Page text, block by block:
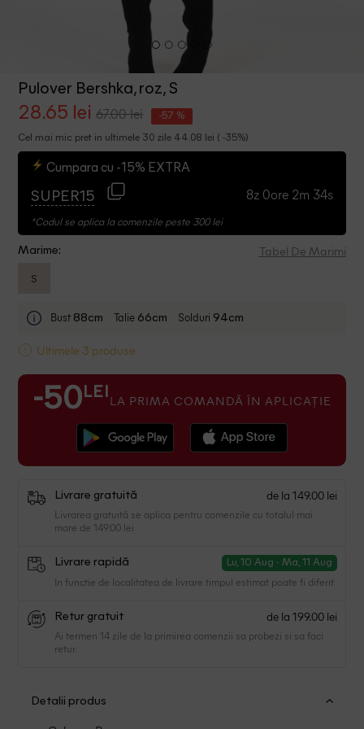
Pulover Bershka, roz, S
28.65 lei 67.00 lei -57 %
Cel mai mic pret in ultimele 30 zile 44.08 lei ( -35%)
Cumpara cu -15% EXTRA
SUPER15 8z 0ore 2m 34s
*Codul se aplica la comenzile peste 300 lei
Marime: Tabel De Marimi
S
Bust 88cm Talie 66cm Solduri 94cm
Ultimele 3 produse
-50 LEI LA PRIMA COMANDĂ ÎN APLICAȚIE
Livrare gratuită de la 149.00 lei
Livrarea gratuită se aplica pentru comenzile cu totalul mai
mare de 149.00 lei
Livrare rapidă Lu, 10 Aug - Ma, 11 Aug
In functie de localitatea de livrare timpul estimat poate fi diferit.
Retur gratuit de la 199.00 lei
Ai termen 14 zile de la primirea comenzii sa probezi si sa faci
retur.
Detalii produs